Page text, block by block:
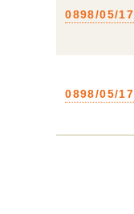
0898/05/17
0898/05/17